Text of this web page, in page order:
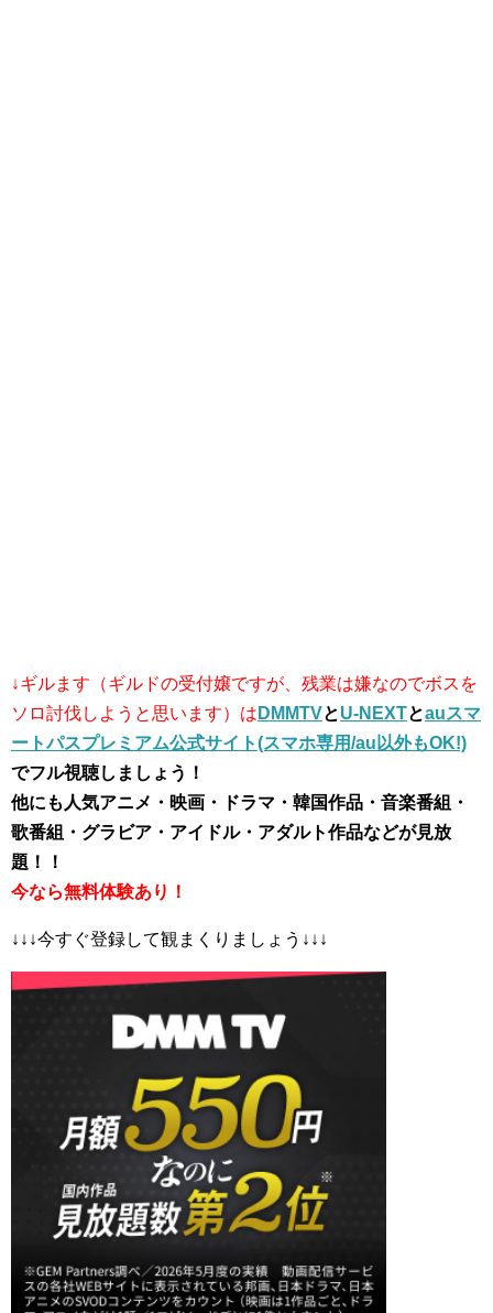
↓ギルます（ギルドの受付嬢ですが、残業は嫌なのでボスを
ソロ討伐しようと思います）は DMMTVとU-NEXTとauスマ
ートパスプレミアム公式サイト(スマホ専用/au以外もOK!)
でフル視聴しましょう！
他にも人気アニメ・映画・ドラマ・韓国作品・音楽番組・
歌番組・グラビア・アイドル・アダルト作品などが見放
題！！
今なら無料体験あり！
↓↓↓今すぐ登録して観まくりましょう↓↓↓